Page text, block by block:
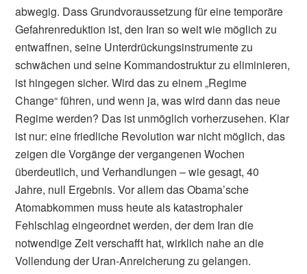
abwegig. Dass Grundvoraussetzung für eine temporäre
Gefahrenreduktion ist, den Iran so weit wie möglich zu
entwaffnen, seine Unterdrückungsinstrumente zu
schwächen und seine Kommandostruktur zu eliminieren,
ist hingegen sicher. Wird das zu einem „Regime
Change“ führen, und wenn ja, was wird dann das neue
Regime werden? Das ist unmöglich vorherzusehen. Klar
ist nur: eine friedliche Revolution war nicht möglich, das
zeigen die Vorgänge der vergangenen Wochen
überdeutlich, und Verhandlungen – wie gesagt, 40
Jahre, null Ergebnis. Vor allem das Obama’sche
Atomabkommen muss heute als katastrophaler
Fehlschlag eingeordnet werden, der dem Iran die
notwendige Zeit verschafft hat, wirklich nahe an die
Vollendung der Uran-Anreicherung zu gelangen.